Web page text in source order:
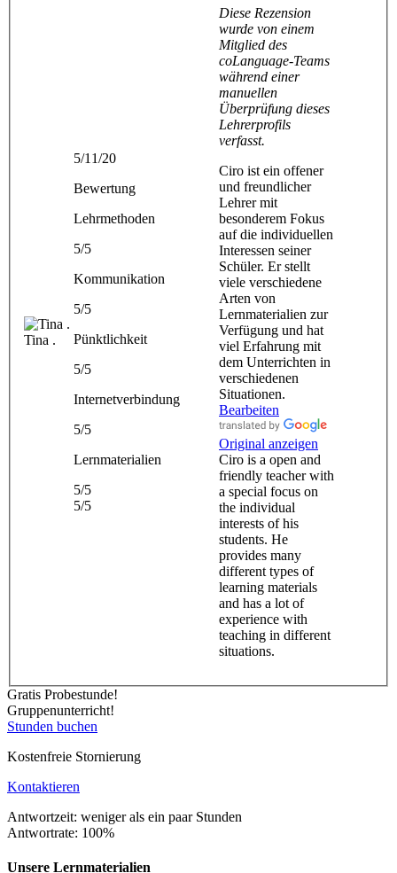
Tina .
5/11/20
Bewertung
Lehrmethoden
5/5
Kommunikation
5/5
Pünktlichkeit
5/5
Internetverbindung
5/5
Lernmaterialien
5/5
5/5
Diese Rezension
wurde von einem
Mitglied des
coLanguage-Teams
während einer
manuellen
Überprüfung dieses
Lehrerprofils
verfasst.
Ciro ist ein offener
und freundlicher
Lehrer mit
besonderem Fokus
auf die individuellen
Interessen seiner
Schüler. Er stellt
viele verschiedene
Arten von
Lernmaterialien zur
Verfügung und hat
viel Erfahrung mit
dem Unterrichten in
verschiedenen
Situationen.
Bearbeiten
Original anzeigen
Ciro is a open and
friendly teacher with
a special focus on
the individual
interests of his
students. He
provides many
different types of
learning materials
and has a lot of
experience with
teaching in different
situations.
Gratis Probestunde!
Gruppenunterricht!
Stunden buchen
Kostenfreie Stornierung
Kontaktieren
Antwortzeit: weniger als ein paar Stunden
Antwortrate: 100%
Unsere Lernmaterialien